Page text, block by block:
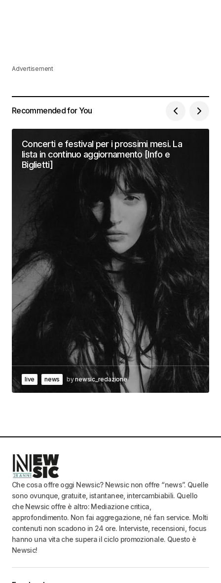
Advertisement
Recommended for You
Concerti e festival per i prossimi mesi. La
lista in continuo aggiornamento [Info e
Biglietti]
live news bynewsic_redazione
Che cosa offre oggi Newsic? Newsic non offre “news”. Quelle
sono ovunque, gratuite, istantanee, intercambiabili. Quello
che Newsic offre è altro: Mediazione critica,
approfondimento. Non fai aggregazione, né fan service. Molti
contenuti non scadono in 24 ore. Interviste, recensioni, focus
hanno una vita che supera il ciclo promozionale. Questo è
Newsic!